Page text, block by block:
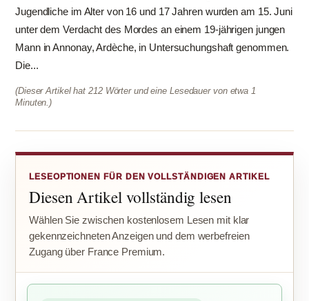
Jugendliche im Alter von 16 und 17 Jahren wurden am 15. Juni
unter dem Verdacht des Mordes an einem 19-jährigen jungen
Mann in Annonay, Ardèche, in Untersuchungshaft genommen.
Die...
(Dieser Artikel hat 212 Wörter und eine Lesedauer von etwa 1
Minuten.)
LESEOPTIONEN FÜR DEN VOLLSTÄNDIGEN ARTIKEL
Diesen Artikel vollständig lesen
Wählen Sie zwischen kostenlosem Lesen mit klar
gekennzeichneten Anzeigen und dem werbefreien
Zugang über France Premium.